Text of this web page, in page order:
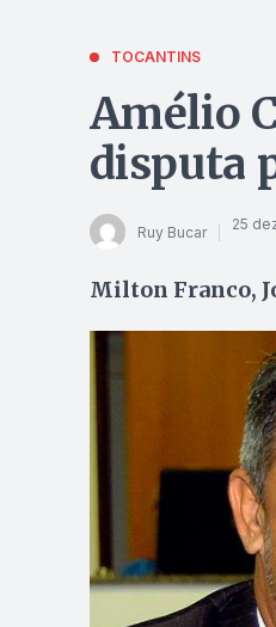
TOCANTINS
Amélio
disputa
Ruy Bucar 25
Milton Franco,